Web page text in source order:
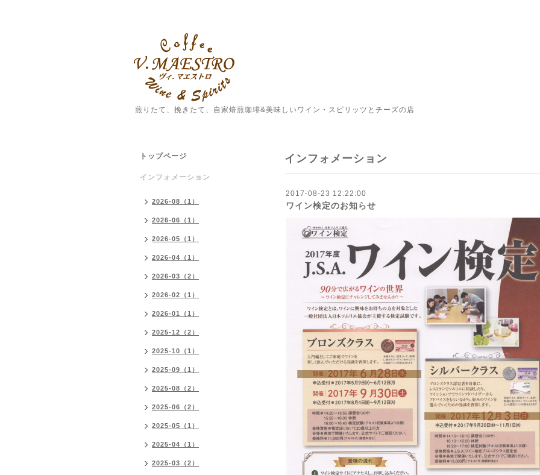
煎りたて、挽きたて、自家焙煎珈琲&美味しいワイン・スピリッツとチーズの店
インフォメーション
2017-08-23 12:22:00
ワイン検定のお知らせ
トップページ
インフォメーション
2026-08（1）
2026-06（1）
2026-05（1）
2026-04（1）
2026-03（2）
2026-02（1）
2026-01（1）
2025-12（2）
2025-10（1）
2025-09（1）
2025-08（2）
2025-06（2）
2025-05（1）
2025-04（1）
2025-03（2）